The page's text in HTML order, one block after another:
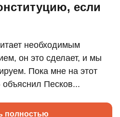
если
необходимым
он это сделает, и мы
Пока мне на этот
объяснил Песков...
полностью